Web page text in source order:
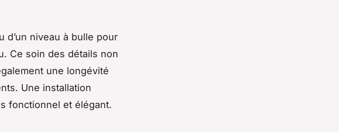
d’un niveau à bulle pour
Ce soin des détails non
une longévité
Une installation
fonctionnel et élégant.